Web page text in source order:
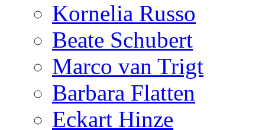
Kornelia Russo
Beate Schubert
Marco van Trigt
Barbara Flatten
Eckart Hinze